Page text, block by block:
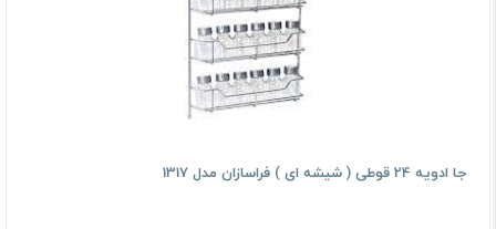
جا ادویه 24 قوطی ( شیشه ای ) فراسازان مدل 1317